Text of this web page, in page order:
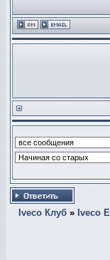
Iveco Клуб » Iveco